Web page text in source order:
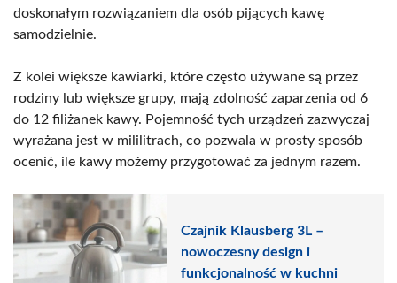
doskonałym rozwiązaniem dla osób pijących kawę
samodzielnie.
Z kolei większe kawiarki, które często używane są przez
rodziny lub większe grupy, mają zdolność zaparzenia od 6
do 12 filiżanek kawy. Pojemność tych urządzeń zazwyczaj
wyrażana jest w mililitrach, co pozwala w prosty sposób
ocenić, ile kawy możemy przygotować za jednym razem.
Czajnik Klausberg 3L –
nowoczesny design i
funkcjonalność w kuchni